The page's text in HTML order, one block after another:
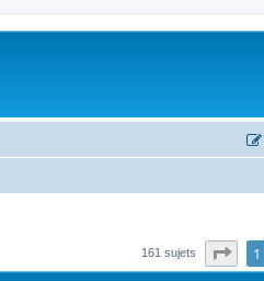
161 sujets Page1